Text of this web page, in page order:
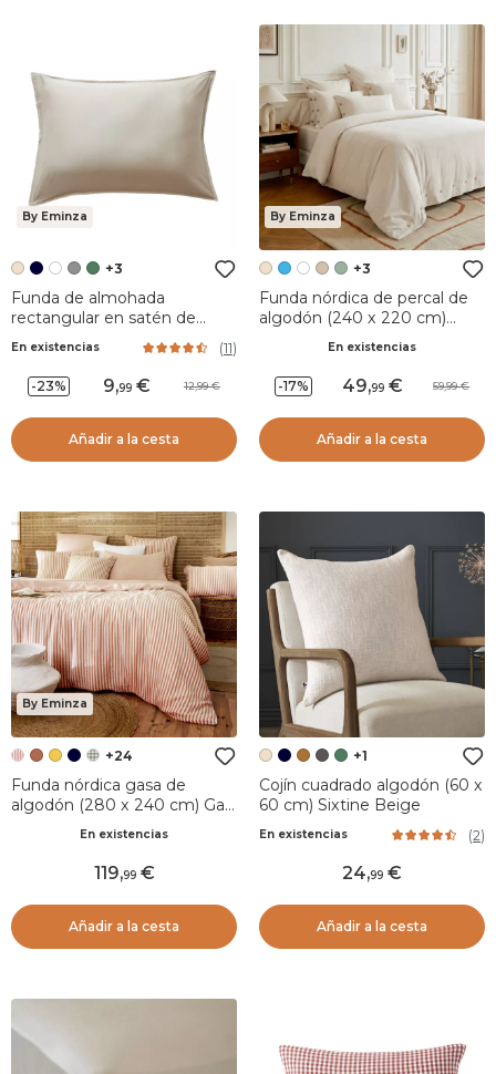
By Eminza
+3
Funda de almohada
rectangular en satén de
bambú (70 cm) Sienna
Beige pampa
En existencias (11)
-23% 9,99 12,99
Añadir a la cesta
By Eminza
+3
Funda nórdica de percal de
algodón (240 x 220 cm)
Diane BeigeEn existencias
-17% 49,99 59,99
Añadir a la cesta
By Eminza
+24
Funda nórdica gasa de
algodón (280 x 240 cm) Gaïa
rayas Albaricoque
En existencias
119,99
Añadir a la cesta
+1
Cojín cuadrado algodón (60 x
60 cm) Sixtine Beige
En existencias (2)
24,99
Añadir a la cesta